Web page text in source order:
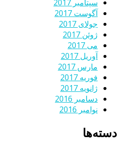
سپتامبر 2017
آگوست 2017
جولای 2017
ژوئن 2017
می 2017
آوریل 2017
مارس 2017
فوریه 2017
ژانویه 2017
دسامبر 2016
نوامبر 2016
دسته‌ها